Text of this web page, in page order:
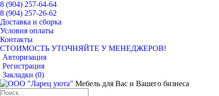
8 (904) 257-64-64
8 (904) 257-26-62
Доставка и сборка
Условия оплаты
Контакты
СТОИМОСТЬ УТОЧНЯЙТЕ У МЕНЕДЖЕРОВ!
Авторизация
Регистрация
Закладки (0)
Мебель для Вас и Вашего бизнеса